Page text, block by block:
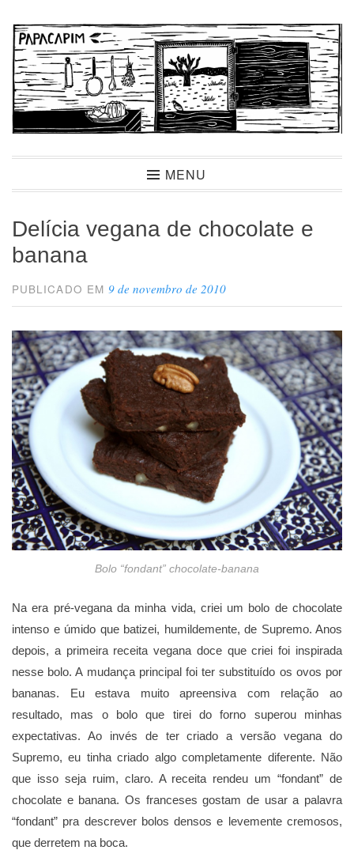
para
conteúdo
PapacapimMENU
Delícia vegana de chocolate e
banana
PUBLICADO EM 9 de novembro de 2010
Bolo “fondant” chocolate-banana
Na era pré-vegana da minha vida, criei um bolo de chocolate
intenso e úmido que batizei, humildemente, de Supremo. Anos
depois, a primeira receita vegana doce que criei foi inspirada
nesse bolo. A mudança principal foi ter substituído os ovos por
bananas. Eu estava muito apreensiva com relação ao
resultado, mas o bolo que tirei do forno superou minhas
expectativas. Ao invés de ter criado a versão vegana do
Supremo, eu tinha criado algo completamente diferente. Não
que isso seja ruim, claro. A receita rendeu um “fondant” de
chocolate e banana. Os franceses gostam de usar a palavra
“fondant” pra descrever bolos densos e levemente cremosos,
que derretem na boca.